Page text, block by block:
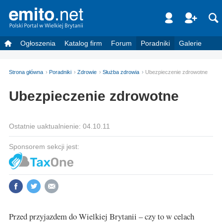
Ogłoszenia Katalog firm Forum Poradniki Galerie
Strona główna Poradniki Zdrowie Służba zdrowia Ubezpieczenie zdrowotne
Ubezpieczenie zdrowotne
Ostatnie uaktualnienie: 04.10.11
Sponsorem sekcji jest:
Przed przyjazdem do Wielkiej Brytanii – czy to w celach